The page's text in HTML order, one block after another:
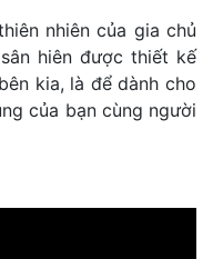
nhiên của gia chủ
hiên được thiết kế
kia, là để dành cho
của bạn cùng người